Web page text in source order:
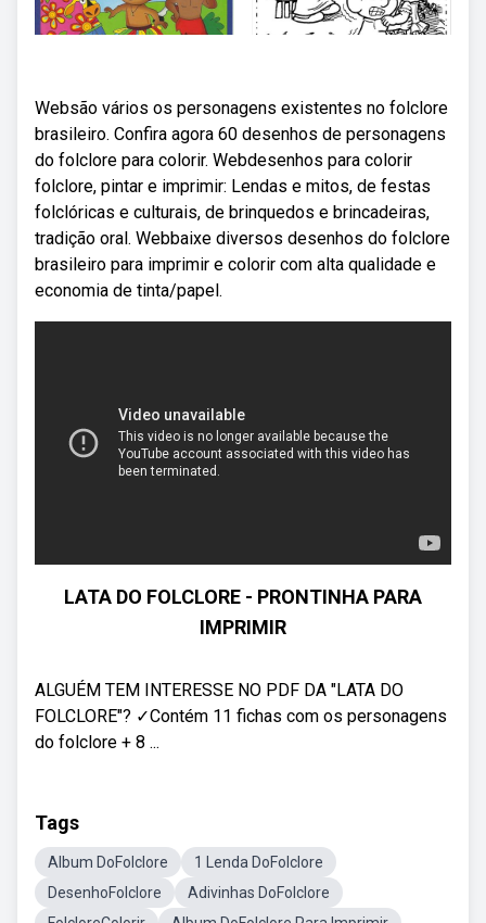
Websão vários os personagens existentes no folclore
brasileiro. Confira agora 60 desenhos de personagens
do folclore para colorir. Webdesenhos para colorir
folclore, pintar e imprimir: Lendas e mitos, de festas
folclóricas e culturais, de brinquedos e brincadeiras,
tradição oral. Webbaixe diversos desenhos do folclore
brasileiro para imprimir e colorir com alta qualidade e
economia de tinta/papel.
LATA DO FOLCLORE - PRONTINHA PARA
IMPRIMIR
ALGUÉM TEM INTERESSE NO PDF DA "LATA DO
FOLCLORE"? ✓Contém 11 fichas com os personagens
do folclore + 8 ...
Tags
Album DoFolclore
1 Lenda DoFolclore
DesenhoFolclore
Adivinhas DoFolclore